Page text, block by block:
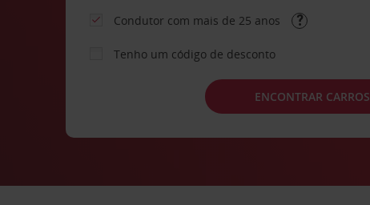
Condutor com mais de 25 anos
Tenho um código de desconto
ENCONTRAR CARROS